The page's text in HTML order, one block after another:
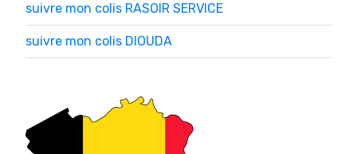
suivre mon colis RASOIR SERVICE
suivre mon colis DIOUDA